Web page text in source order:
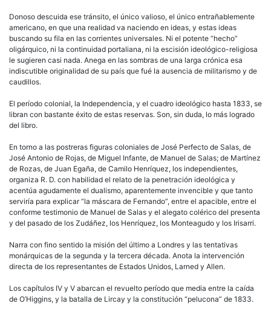
Donoso descuida ese tránsito, el único valioso, el único entrañablemente
americano, en que una realidad va naciendo en ideas, y estas ideas
buscando su fila en las corrientes universales. Ni el potente “hecho”
oligárquico, ni la continuidad portaliana, ni la escisión ideológico-religiosa
le sugieren casi nada. Anega en las sombras de una larga crónica esa
indiscutible originalidad de su país que fué la ausencia de militarismo y de
caudillos.
El período colonial, la Independencia, y el cuadro ideológico hasta 1833, se
libran con bastante éxito de estas reservas. Son, sin duda, lo más logrado
del libro.
En torno a las postreras figuras coloniales de José Perfecto de Salas, de
José Antonio de Rojas, de Miguel Infante, de Manuel de Salas; de Martínez
de Rozas, de Juan Egaña, de Camilo Henríquez, los independientes,
organiza R. D. con habilidad el relato de la penetración ideológica y
acentúa agudamente el dualismo, aparentemente invencible y que tanto
serviría para explicar “la máscara de Fernando”, entre el apacible, entre el
conforme testimonio de Manuel de Salas y el alegato colérico del presenta
y del pasado de los Zudáñez, los Henríquez, los Monteagudo y los Irisarri.
Narra con fino sentido la misión del último a Londres y las tentativas
monárquicas de la segunda y la tercera década. Anota la intervención
directa de los representantes de Estados Unidos, Larned y Allen.
Los capítulos IV y V abarcan el revuelto período que media entre la caída
de O’Higgins, y la batalla de Lircay y la constitución “pelucona” de 1833.